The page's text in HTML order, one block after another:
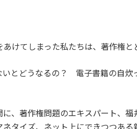
けてしまった私たちは、著作権と
とどうなるの？ 電子書籍の自
に、著作権問題のエキスパート、
タイズ、ネット上にできつつあ